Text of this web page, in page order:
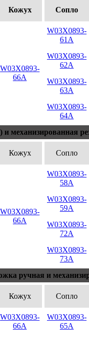
Кожух Сопло
W03X0893-
66A
W03X0893-
61A
W03X0893-
62A
W03X0893-
63A
W03X0893-
64A
и механизированная
Кожух Сопло
W03X0893-
66A
W03X0893-
58A
W03X0893-
59A
W03X0893-
72A
W03X0893-
73A
ручная и
Кожух Сопло
W03X0893-
66A
W03X0893-
65A